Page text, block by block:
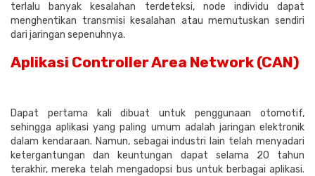
terlalu banyak kesalahan terdeteksi, node individu dapat
menghentikan transmisi kesalahan atau memutuskan sendiri
dari jaringan sepenuhnya.
Aplikasi Controller Area Network (CAN)
Dapat pertama kali dibuat untuk penggunaan otomotif,
sehingga aplikasi yang paling umum adalah jaringan elektronik
dalam kendaraan. Namun, sebagai industri lain telah menyadari
ketergantungan dan keuntungan dapat selama 20 tahun
terakhir, mereka telah mengadopsi bus untuk berbagai aplikasi.